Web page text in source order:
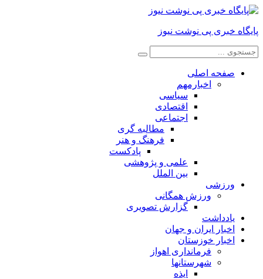
پایگاه خبری پی نوشت نیوز
صفحه اصلی
اخبارمهم
سیاسی
اقتصادی
اجتماعی
مطالبه گری
فرهنگ و هنر
پادکست
علمی و پژوهشی
بین الملل
ورزشی
ورزش همگانی
گزارش تصویری
یادداشت
اخبار ایران و جهان
اخبار خوزستان
فرمانداری اهواز
شهرستانها
ایذه